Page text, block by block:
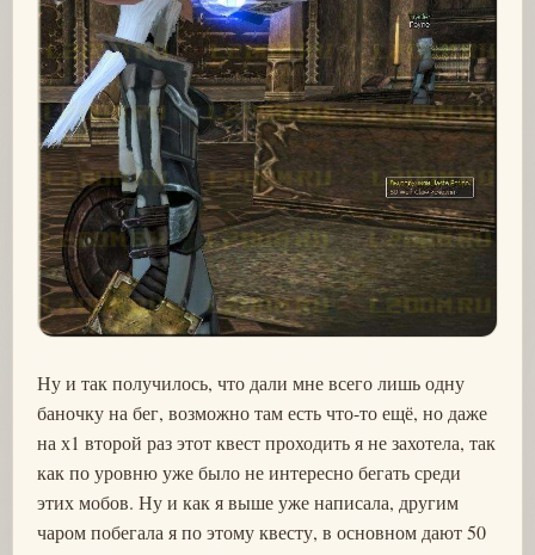
Ну и так получилось, что дали мне всего лишь одну
баночку на бег, возможно там есть что-то ещё, но даже
на х1 второй раз этот квест проходить я не захотела, так
как по уровню уже было не интересно бегать среди
этих мобов. Ну и как я выше уже написала, другим
чаром побегала я по этому квесту, в основном дают 50